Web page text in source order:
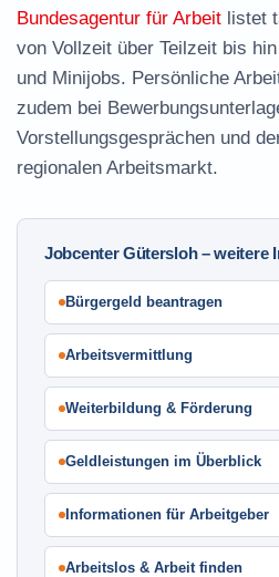
Bundesagentur für Arbeit listet
von Vollzeit über Teilzeit bis
und Minijobs. Persönliche
zudem bei
Vorstellungsgesprächen und
regionalen Arbeitsmarkt.
Jobcenter Gütersloh – weitere
Bürgergeld beantragen
Arbeitsvermittlung
Weiterbildung & Förderung
Geldleistungen im Überblick
Informationen für Arbeitgeber
Arbeitslos & Arbeit finden